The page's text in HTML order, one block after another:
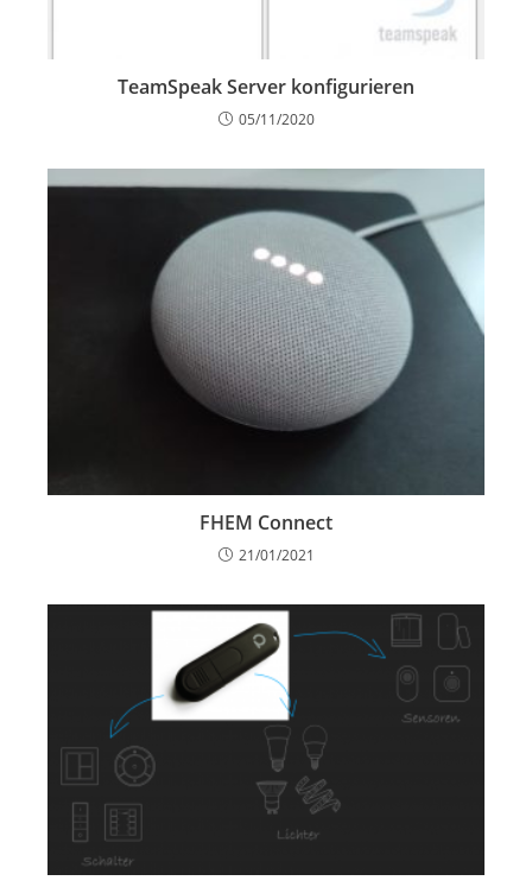
TeamSpeak Server konfigurieren
05/11/2020
FHEM Connect
21/01/2021